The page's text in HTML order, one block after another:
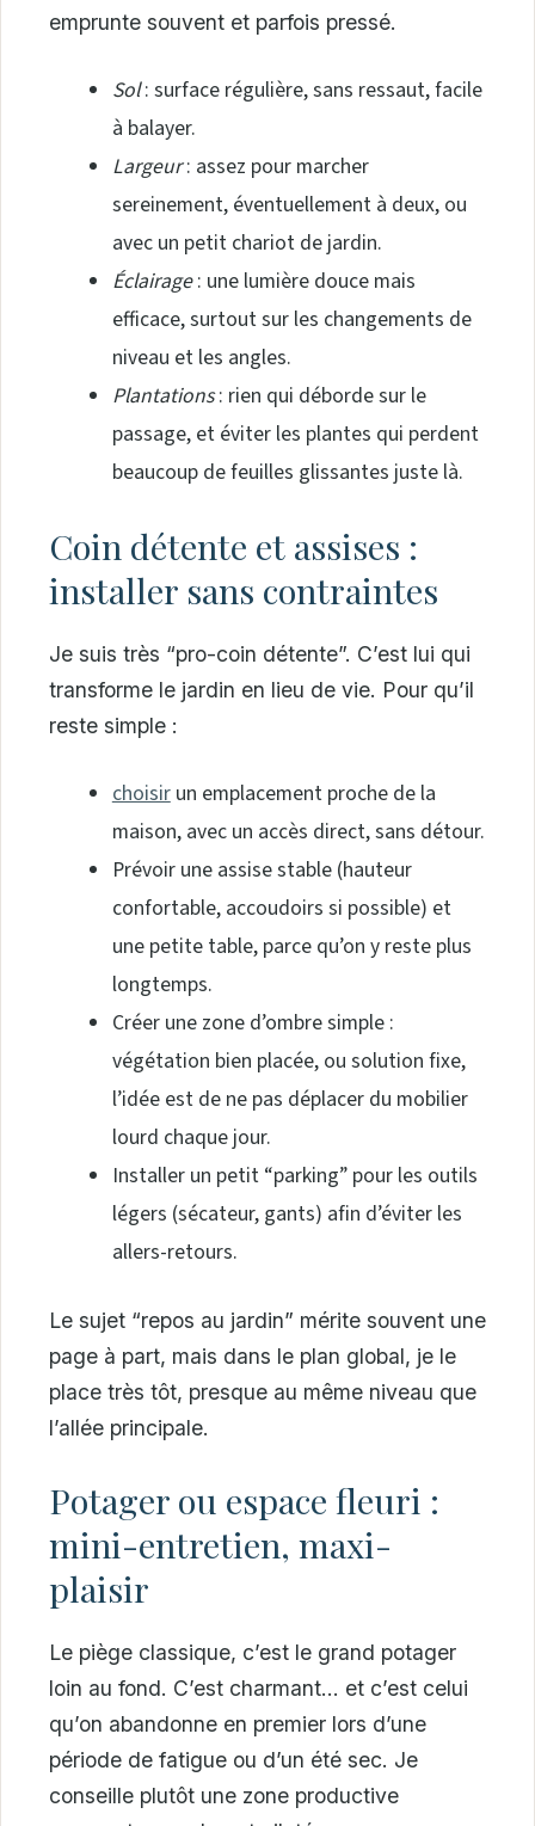
emprunte souvent et parfois pressé.
Sol: surface régulière, sans ressaut, facile
à balayer.
Largeur: assez pour marcher
sereinement, éventuellement à deux, ou
avec un petit chariot de jardin.
Éclairage: une lumière douce mais
efficace, surtout sur les changements de
niveau et les angles.
Plantations: rien qui déborde sur le
passage, et éviter les plantes qui perdent
beaucoup de feuilles glissantes juste là.
Coin détente et assises :
installer sans contraintes
Je suis très “pro-coin détente”. C’est lui qui
transforme le jardin en lieu de vie. Pour qu’il
reste simple :
choisirun emplacement proche de la
maison, avec un accès direct, sans détour.
Prévoir une assise stable (hauteur
confortable, accoudoirs si possible) et
une petite table, parce qu’on y reste plus
longtemps.
Créer une zone d’ombre simple :
végétation bien placée, ou solution fixe,
l’idée est de ne pas déplacer du mobilier
lourd chaque jour.
Installer un petit “parking” pour les outils
légers (sécateur, gants) afin d’éviter les
allers-retours.
Le sujet “repos au jardin” mérite souvent une
page à part, mais dans le plan global, je le
place très tôt, presque au même niveau que
l’allée principale.
Potager ou espace fleuri :
mini-entretien, maxi-
plaisir
Le piège classique, c’est le grand potager
loin au fond. C’est charmant… et c’est celui
qu’on abandonne en premier lors d’une
période de fatigue ou d’un été sec. Je
conseille plutôt une zone productive